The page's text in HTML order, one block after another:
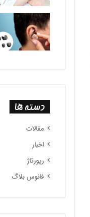
دسته ها
مقالات
اخبار
رپورتاژ
فانوس بلاگ